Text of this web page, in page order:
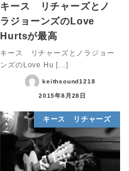
キース リチャーズとノ
ラジョーンズのLove
Hurtsが最高
キース リチャーズとノラジョー
ンズのLove Hu […]
keithsound1218
2015年8月28日
キース リチャーズ